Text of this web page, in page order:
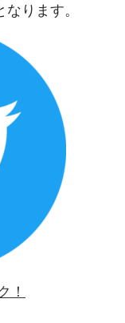
ります。
！